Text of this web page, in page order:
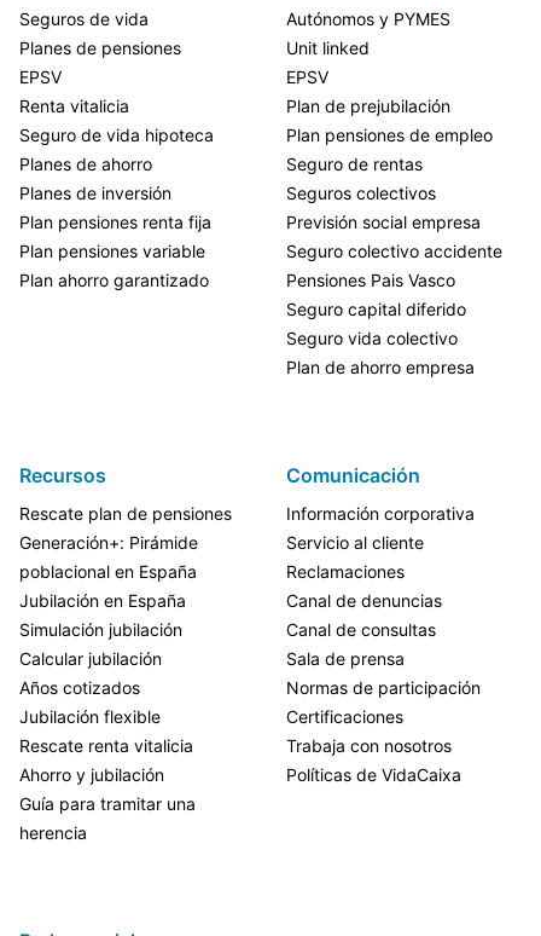
Seguros de vida
Planes de pensiones
EPSV
Renta vitalicia
Seguro de vida hipoteca
Planes de ahorro
Planes de inversión
Plan pensiones renta fija
Plan pensiones variable
Plan ahorro garantizado
Autónomos y PYMES
Unit linked
EPSV
Plan de prejubilación
Plan pensiones de empleo
Seguro de rentas
Seguros colectivos
Previsión social empresa
Seguro colectivo accidente
Pensiones Pais Vasco
Seguro capital diferido
Seguro vida colectivo
Plan de ahorro empresa
Recursos
Rescate plan de pensiones
Generación+: Pirámide
poblacional en España
Jubilación en España
Simulación jubilación
Calcular jubilación
Años cotizados
Jubilación flexible
Rescate renta vitalicia
Ahorro y jubilación
Guía para tramitar una
herencia
Comunicación
Información corporativa
Servicio al cliente
Reclamaciones
Canal de denuncias
Canal de consultas
Sala de prensa
Normas de participación
Certificaciones
Trabaja con nosotros
Políticas de VidaCaixa